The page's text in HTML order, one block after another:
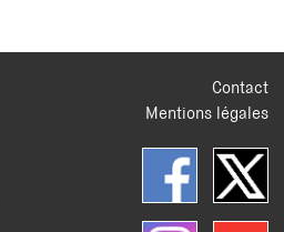
Contact
Mentions légales